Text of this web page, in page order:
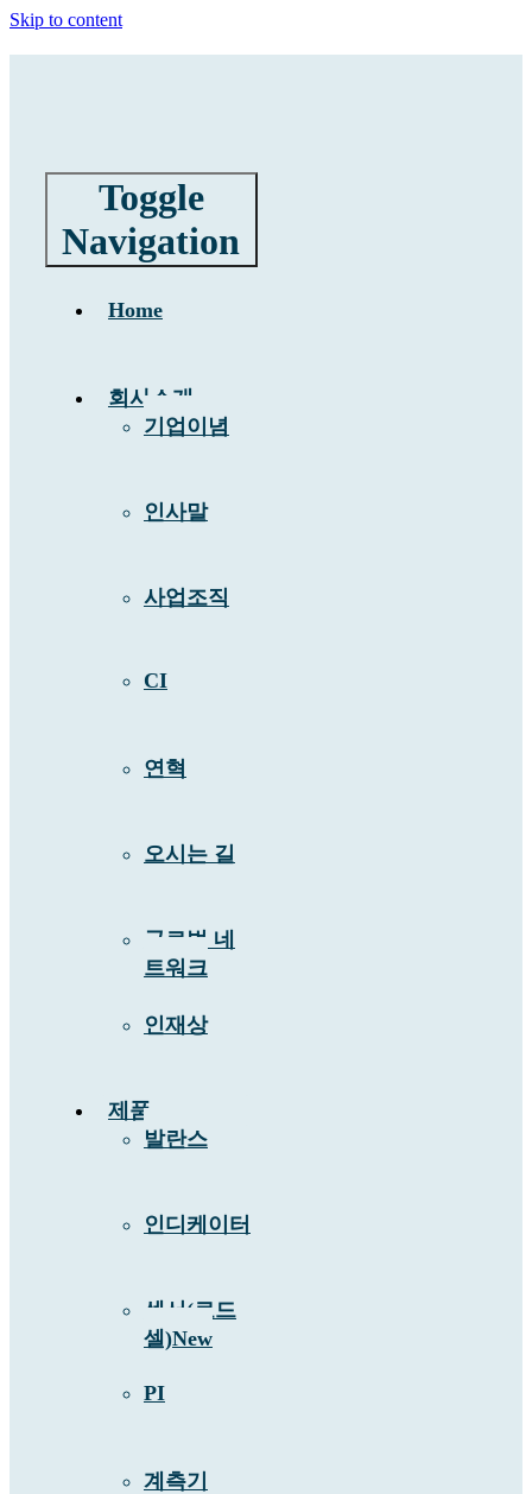
Skip to content
Toggle
Navigation
Home
회사소개
기업이념
인사말
사업조직
CI
연혁
오시는 길
글로벌 네
트워크
인재상
제품
발란스
인디케이터
센서(로드
셀)New
PI
계측기